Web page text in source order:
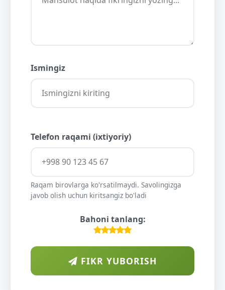
Ismingiz
Telefon raqami (ixtiyoriy)
Raqam birovlarga ko'rsatilmaydi. Savolingizga
javob olish uchun kiritsangiz bo'ladi
Bahoni tanlang:
FIKR YUBORISH